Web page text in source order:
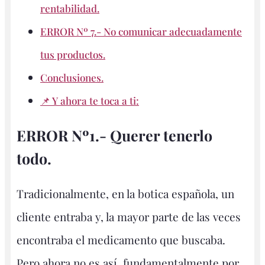
rentabilidad.
ERROR Nº 7.- No comunicar adecuadamente
tus productos.
Conclusiones.
📌 Y ahora te toca a ti:
ERROR Nº1.- Querer tenerlo
todo.
Tradicionalmente, en la botica española, un
cliente entraba y, la mayor parte de las veces
encontraba el medicamento que buscaba.